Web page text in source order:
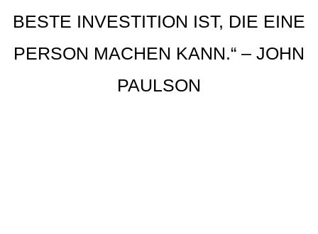
BESTE INVESTITION IST, DIE EINE
PERSON MACHEN KANN.“ – JOHN
PAULSON